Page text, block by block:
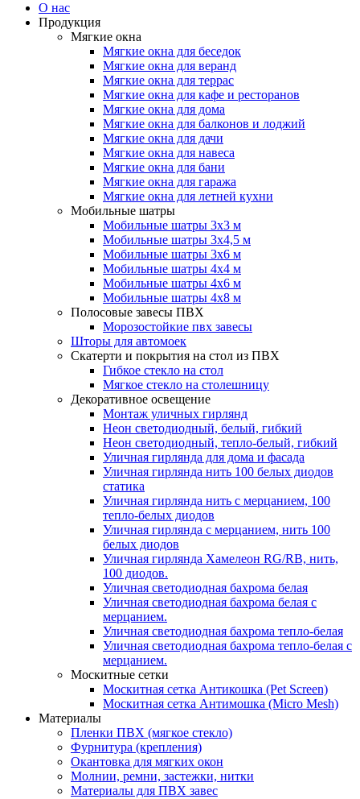
О нас
Продукция
Мягкие окна
Мягкие окна для беседок
Мягкие окна для веранд
Мягкие окна для террас
Мягкие окна для кафе и ресторанов
Мягкие окна для дома
Мягкие окна для балконов и лоджий
Мягкие окна для дачи
Мягкие окна для навеса
Мягкие окна для бани
Мягкие окна для гаража
Мягкие окна для летней кухни
Мобильные шатры
Мобильные шатры 3х3 м
Мобильные шатры 3х4,5 м
Мобильные шатры 3х6 м
Мобильные шатры 4х4 м
Мобильные шатры 4х6 м
Мобильные шатры 4х8 м
Полосовые завесы ПВХ
Морозостойкие пвх завесы
Шторы для автомоек
Скатерти и покрытия на стол из ПВХ
Гибкое стекло на стол
Мягкое стекло на столешницу
Декоративное освещение
Монтаж уличных гирлянд
Неон светодиодный, белый, гибкий
Неон светодиодный, тепло-белый, гибкий
Уличная гирлянда для дома и фасада
Уличная гирлянда нить 100 белых диодов
статика
Уличная гирлянда нить с мерцанием, 100
тепло-белых диодов
Уличная гирлянда с мерцанием, нить 100
белых диодов
Уличная гирлянда Хамелеон RG/RB, нить,
100 диодов.
Уличная светодиодная бахрома белая
Уличная светодиодная бахрома белая с
мерцанием.
Уличная светодиодная бахрома тепло-белая
Уличная светодиодная бахрома тепло-белая с
мерцанием.
Москитные сетки
Москитная сетка Антикошка (Pet Screen)
Москитная сетка Антимошка (Micro Mesh)
Материалы
Пленки ПВХ (мягкое стекло)
Фурнитура (крепления)
Окантовка для мягких окон
Молнии, ремни, застежки, нитки
Материалы для ПВХ завес